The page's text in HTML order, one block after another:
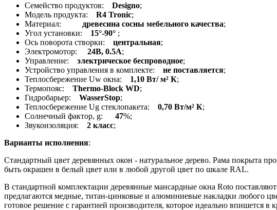
Семейство продуктов: Designo;
Модель продукта: R4 Tronic;
Материал:
древесина сосны мебельного качества;
Угол установки: 15°-90° ;
Ось поворота створки: центральная;
Электромотор: 24В, 0.5А;
Управление: электрическое беспроводное;
Устройство управления в комплекте: не поставляется;
Теплосбережение Uw окна: 1,10 Вт/ м² К;
Термопояс: Thermo-Block WD;
Гидробарьер: WasserStop;
Теплосбережение Ug стеклопакета:
0,70 Вт/м² К;
Солнечный фактор, g:
47%;
Звукоизоляция:
2 класс;
Варианты исполнения:
Стандартный цвет деревянных окон - натуральное дерево. Рама покрыта
быть окрашен в белый цвет или в любой другой цвет по шкале RAL.
В стандартной комплектации деревянные мансардные окна Roto
предлагаются медные, титан-цинковые и алюминиевые накладки любого
готовое решение с гарантией производителя, которое идеально впишется